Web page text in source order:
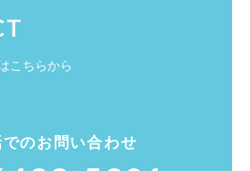
こちらから
でのお問い合わせ